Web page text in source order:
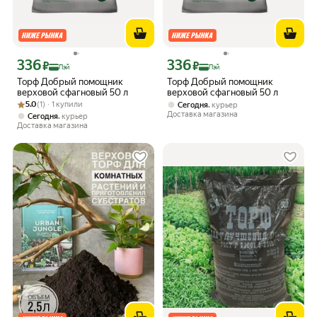
Торф Добрый помощник
верховой сфагновый 50 л
Цена с картой Яндекс Пэй 336 ₽ вместо
336₽ Пэй
Рейтинг товара: 5.0 из 5
Оценок: (1) · 1 купили
5.0(1) · 1 купили
Сегодня, курьер
Доставка магазина
Торф Добрый помощник
верховой сфагновый 50 л
Цена с картой Яндекс Пэй 336 ₽
336₽ Пэй
Сегодня, курьер
Доставка магазина